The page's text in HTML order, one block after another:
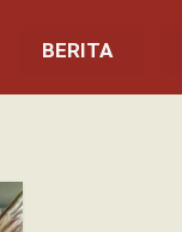
BERITA